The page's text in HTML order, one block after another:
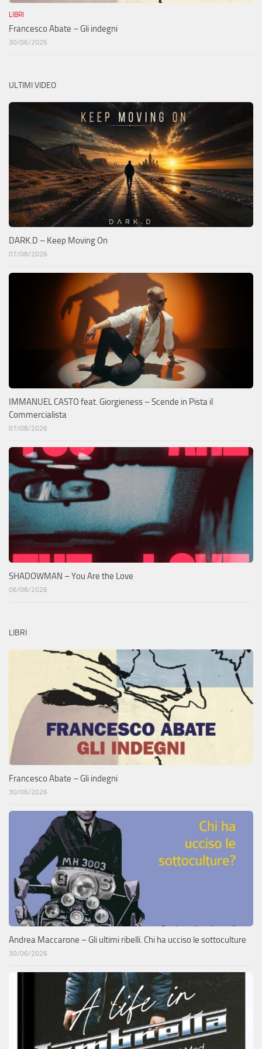
LIBRI
Francesco Abate – Gli indegni
30/06/2026
ULTIMI VIDEO
DARK.D – Keep Moving On
07/08/2026
IMMANUEL CASTO feat. Giorgieness – Scende in Pista il
Commercialista
07/08/2026
SHADOWMAN – You Are the Love
06/08/2026
LIBRI
Francesco Abate – Gli indegni
30/06/2026
Andrea Maccarone – Gli ultimi ribelli. Chi ha ucciso le sottoculture
30/06/2026